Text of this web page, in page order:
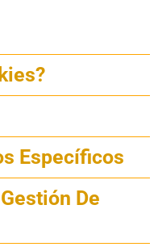
Específicos
De